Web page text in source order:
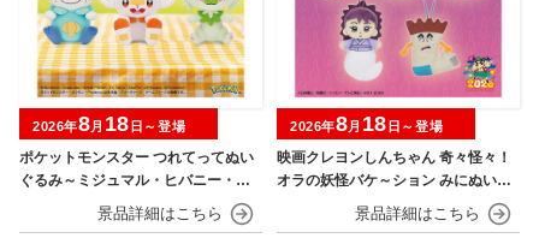
ポケットモンスター つれてってぬい
ぐるみ～ミジュマル・ヒバニー・ニ
2026年8月 18 日～登場
映画クレヨンしんちゃん 奇々怪々！
オラの妖怪バケ～ション みにぬいぐ
2026年8月 18 日～登場